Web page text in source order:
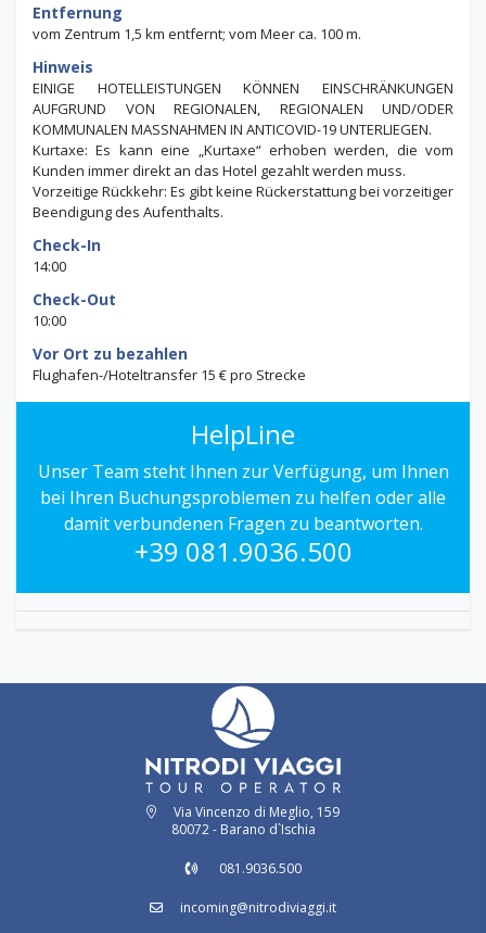
Entfernung
vom Zentrum 1,5 km entfernt; vom Meer ca. 100 m.
Hinweis
EINIGE HOTELLEISTUNGEN KÖNNEN EINSCHRÄNKUNGEN
AUFGRUND VON REGIONALEN, REGIONALEN UND/ODER
KOMMUNALEN MASSNAHMEN IN ANTICOVID-19 UNTERLIEGEN.
Kurtaxe: Es kann eine „Kurtaxe“ erhoben werden, die vom
Kunden immer direkt an das Hotel gezahlt werden muss.
Vorzeitige Rückkehr: Es gibt keine Rückerstattung bei vorzeitiger
Beendigung des Aufenthalts.
Check-In
14:00
Check-Out
10:00
Vor Ort zu bezahlen
Flughafen-/Hoteltransfer 15 € pro Strecke
HelpLine
Unser Team steht Ihnen zur Verfügung, um Ihnen
bei Ihren Buchungsproblemen zu helfen oder alle
damit verbundenen Fragen zu beantworten.
+39 081.9036.500
Via Vincenzo di Meglio, 159
80072 - Barano d`Ischia
081.9036.500
incoming@nitrodiviaggi.it